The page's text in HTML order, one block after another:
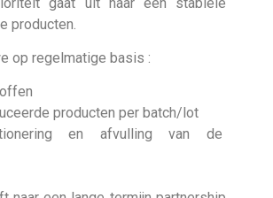
producten.
op regelmatige basis :
producten per batch/lot
en afvulling van de